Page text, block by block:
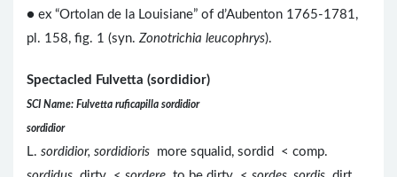
● ex “Ortolan de la Louisiane” of d’Aubenton 1765-1781,
pl. 158, fig. 1 (syn. Zonotrichia leucophrys).
Spectacled Fulvetta (sordidior)
SCI Name: Fulvetta ruficapilla sordidior
sordidior
L. sordidior, sordidioris more squalid, sordid < comp.